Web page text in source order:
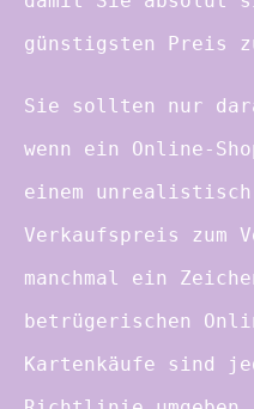
günstigsten Preis
Sie sollten nur
wenn ein Online-
einem
Verkaufspreis zum
manchmal ein
betrügerischen
Kartenkäufe sind